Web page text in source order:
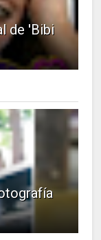
de 'Bibi